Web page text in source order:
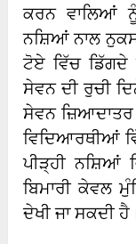
ਕਰਨ ਵਾਲਿਆਂ
ਨਸ਼ਿਆਂ ਨਾਲ
ਟੋਏ ਵਿੱਚ
ਸੇਵਨ ਦੀ ਰੁਚੀ
ਸੇਵਨ ਜ਼ਿਆਦਾਤਰ
ਵਿਦਿਆਰਥੀਆਂ
ਪੀੜ੍ਹੀ
ਬਿਮਾਰੀ ਕੇਵਲ
ਦੇਖੀ ਜਾ ਸਕਦੀ